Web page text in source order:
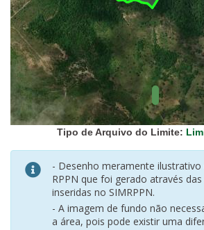
Vegetação
(IBGE)
Rodovias
(IBGE)
Relevo
(IBGE)
Tipo de Arquivo do Limite:
- Desenho meramente ilustrativo
RPPN que foi gerado através
inseridas no SIMRPPN.
- A imagem de fundo não
a área, pois pode existir uma